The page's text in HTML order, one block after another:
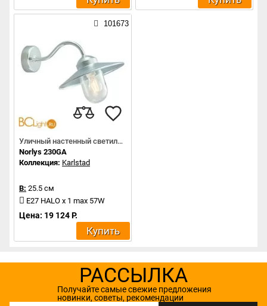
101673
Уличный настенный светильник
Norlys 230GA
Коллекция: Karlstad
В: 25.5 см
E27 HALO x 1 max 57W
Цена: 19 124 Р.
Купить
РАССЫЛКА
Получайте самые свежие предложения
новинки, советы, рекомендации